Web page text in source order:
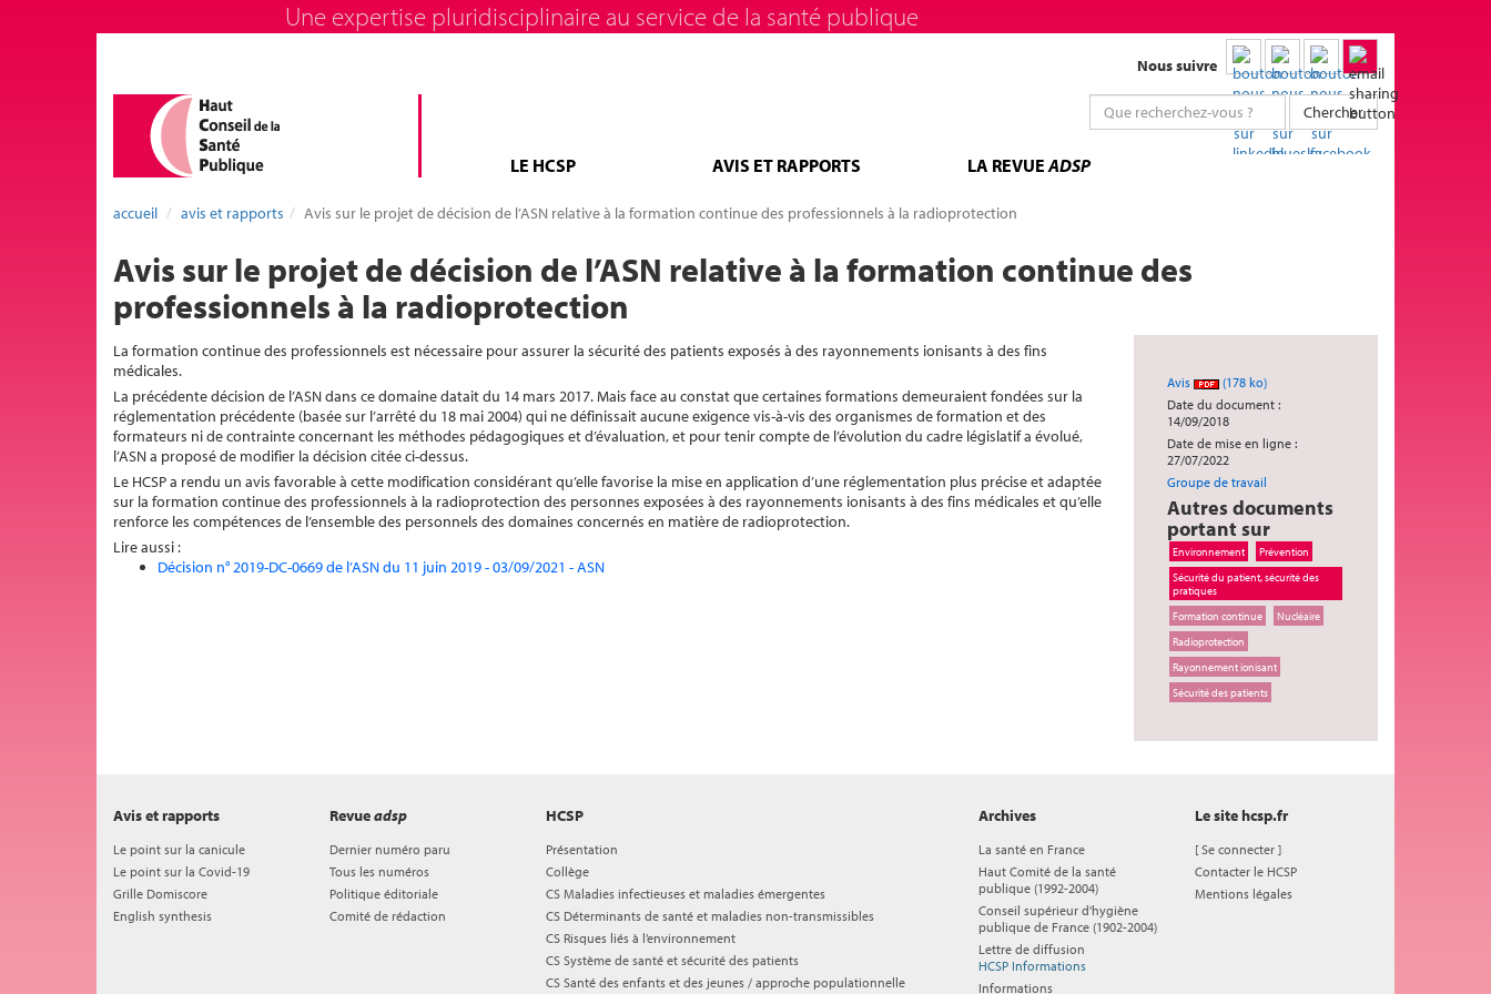
Une expertise pluridisciplinaire au service de la santé publique
Nous suivre
Chercher
LE HCSP AVIS ET RAPPORTS LA REVUEADSP
accueil avis et rapports Avis sur le projet de décision de l’ASN relative à la formation continue des professionnels à la radioprotection
Avis sur le projet de décision de l’ASN relative à la formation continue des
professionnels à la radioprotection
Avis
(178 ko)
Date du document :
14/09/2018
Date de mise en ligne :
27/07/2022
Groupe de travail
Autres documents
portant sur
Environnement
Prévention
Sécurité du patient, sécurité des
pratiques
Formation continue
Nucléaire
Radioprotection
Rayonnement ionisant
Sécurité des patients
La formation continue des professionnels est nécessaire pour assurer la sécurité des patients exposés à des rayonnements ionisants à des fins
médicales.
La précédente décision de l’ASN dans ce domaine datait du 14 mars 2017. Mais face au constat que certaines formations demeuraient fondées sur la
réglementation précédente (basée sur l’arrêté du 18 mai 2004) qui ne définissait aucune exigence vis-à-vis des organismes de formation et des
formateurs ni de contrainte concernant les méthodes pédagogiques et d’évaluation, et pour tenir compte de l’évolution du cadre législatif a évolué,
l’ASN a proposé de modifier la décision citée ci-dessus.
Le HCSP a rendu un avis favorable à cette modification considérant qu’elle favorise la mise en application d’une réglementation plus précise et adaptée
sur la formation continue des professionnels à la radioprotection des personnes exposées à des rayonnements ionisants à des fins médicales et qu’elle
renforce les compétences de l’ensemble des personnels des domaines concernés en matière de radioprotection.
Lire aussi :
Décision n° 2019-DC-0669 de l’ASN du 11 juin 2019 - 03/09/2021 - ASN
HCSP
Présentation
Collège
CS Maladies infectieuses et maladies émergentes
CS Déterminants de santé et maladies non-transmissibles
CS Risques liés à l’environnement
CS Système de santé et sécurité des patients
CS Santé des enfants et des jeunes / approche populationnelle
Avis et rapports
Le point sur la canicule
Le point sur la Covid-19
Grille Domiscore
English synthesis
Revueadsp
Dernier numéro paru
Tous les numéros
Politique éditoriale
Comité de rédaction
Archives
La santé en France
Haut Comité de la santé
publique (1992-2004)
Conseil supérieur d'hygiène
publique de France (1902-2004)
Lettre de diffusion
HCSP Informations
Informations
Le site hcsp.fr
[Se connecter ]
Contacter le HCSP
Mentions légales